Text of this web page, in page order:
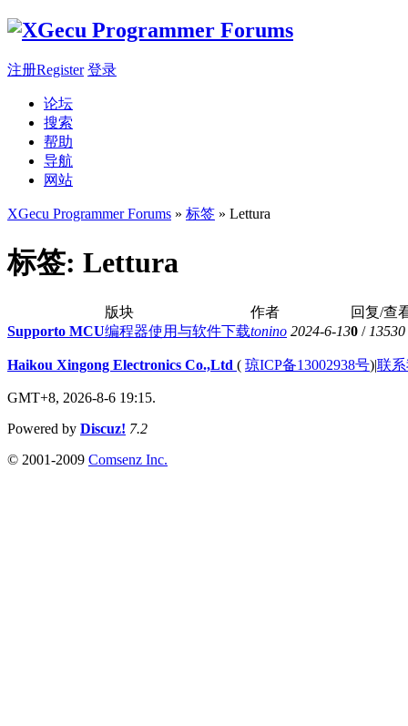
注册Register 登录
论坛
搜索
帮助
导航
网站
XGecu Programmer Forums » 标签 » Lettura
标签: Lettura
版块 作者
回复/查
Supporto MCU编程器使用与软件下载tonino 2024-6-130 / 13530
Haikou Xingong Electronics Co.,Ltd ( 琼ICP备13002938号)|联
GMT+8, 2026-8-6 19:15.
Powered by Discuz! 7.2
© 2001-2009 Comsenz Inc.